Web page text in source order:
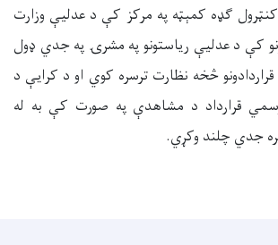
ګډه کمېټه په مرکز کې د عدلیې وزارت
کې د عدلیې ریاستونو په مشرۍ په جدي ډول
څخه نظارت ترسره کوي او د کرایې د
رسمي قرارداد د مشاهدې په صورت کې به له
جدي چلند وکړي.